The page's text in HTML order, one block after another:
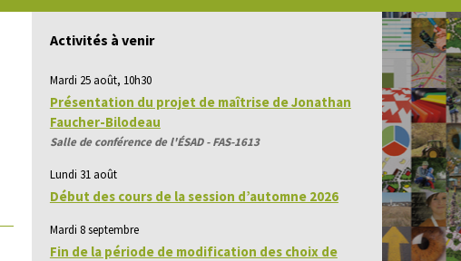
Activités à venir
Mardi 25 août, 10h30
Présentation du projet de maîtrise de Jonathan
Faucher-Bilodeau
Salle de conférence de l'ÉSAD - FAS-1613
Lundi 31 août
Début des cours de la session d’automne 2026
Mardi 8 septembre
Fin de la période de modification des choix de